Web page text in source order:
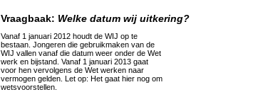
Vraagbaak: Welke datum wij uitkering?
Vanaf 1 januari 2012 houdt de WIJ op te
bestaan. Jongeren die gebruikmaken van de
WIJ vallen vanaf die datum weer onder de Wet
werk en bijstand. Vanaf 1 januari 2013 gaat
voor hen vervolgens de Wet werken naar
vermogen gelden. Let op: Het gaat hier nog om
wetsvoorstellen.